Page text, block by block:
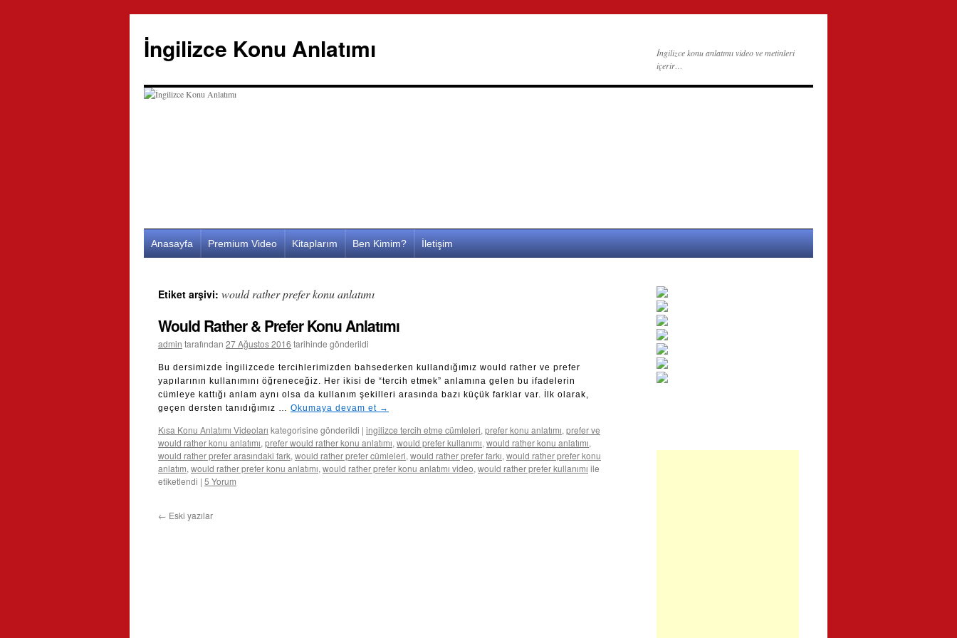
İngilizce Konu Anlatımı
İngilizce konu anlatımı video ve metinleri
içerir…
İçeriğe
Anasayfa Premium Video Kitaplarım Ben Kimim? İletişim
Etiket arşivi: would rather prefer konu anlatımı
Would Rather & Prefer Konu Anlatımı
admin tarafından 27 Ağustos 2016 tarihinde gönderildi
Bu dersimizde İngilizcede tercihlerimizden bahsederken kullandığımız would rather ve prefer
yapılarının kullanımını öğreneceğiz. Her ikisi de “tercih etmek” anlamına gelen bu ifadelerin
cümleye kattığı anlam aynı olsa da kullanım şekilleri arasında bazı küçük farklar var. İlk olarak,
geçen dersten tanıdığımız … Okumaya devam et →
Kısa Konu Anlatımı Videoları kategorisine gönderildi | ingilizce tercih etme cümleleri, prefer konu anlatımı, prefer ve
would rather konu anlatımı, prefer would rather konu anlatımı, would prefer kullanımı, would rather konu anlatımı,
would rather prefer arasındaki fark, would rather prefer cümleleri, would rather prefer farkı, would rather prefer konu
anlatım, would rather prefer konu anlatımı, would rather prefer konu anlatımı video, would rather prefer kullanımı ile
etiketlendi | 5 Yorum
← Eski yazılar